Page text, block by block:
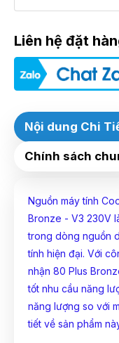
Liên hệ đặt
Nội dung Chi
Chính sách
Nguồn máy tính
Bronze - V3 230V
trong dòng nguồn
tính hiện đại. Với
nhận 80 Plus
tốt nhu cầu năng
năng lượng so với
tiết về sản phẩm